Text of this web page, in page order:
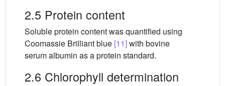
2.5 Protein content
Soluble protein content was quantified using
Coomassie Brilliant blue [11]with bovine
serum albumin as a protein standard.
2.6 Chlorophyll determination